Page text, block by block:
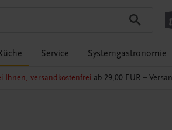
Service Systemgastronomie
Ihnen, versandkostenfrei ab 29,00 EUR –